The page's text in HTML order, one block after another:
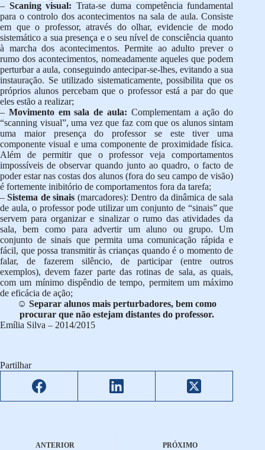
– Scaning visual: Trata-se duma competência fundamental
para o controlo dos acontecimentos na sala de aula. Consiste
em que o professor, através do olhar, evidencie de modo
sistemático a sua presença e o seu nível de consciência quanto
à marcha dos acontecimentos. Permite ao adulto prever o
rumo dos acontecimentos, nomeadamente aqueles que podem
perturbar a aula, conseguindo antecipar-se-lhes, evitando a sua
instauração. Se utilizado sistematicamente, possibilita que os
próprios alunos percebam que o professor está a par do que
eles estão a realizar;
– Movimento em sala de aula: Complementam a ação do
“scanning visual”, uma vez que faz com que os alunos sintam
uma maior presença do professor se este tiver uma
componente visual e uma componente de proximidade física.
Além de permitir que o professor veja comportamentos
impossíveis de observar quando junto ao quadro, o facto de
poder estar nas costas dos alunos (fora do seu campo de visão)
é fortemente inibitório de comportamentos fora da tarefa;
–Sistema de sinais (marcadores): Dentro da dinâmica de sala
de aula, o professor pode utilizar um conjunto de “sinais” que
servem para organizar e sinalizar o rumo das atividades da
sala, bem como para advertir um aluno ou grupo. Um
conjunto de sinais que permita uma comunicação rápida e
fácil, que possa transmitir às crianças quando é o momento de
falar, de fazerem silêncio, de participar (entre outros
exemplos), devem fazer parte das rotinas de sala, as quais,
com um mínimo dispêndio de tempo, permitem um máximo
de eficácia de ação;
☺ Separar alunos mais perturbadores, bem como
procurar que não estejam distantes do professor.
Emília Silva – 2014/2015
Partilhar
ANTERIOR PRÓXIMO